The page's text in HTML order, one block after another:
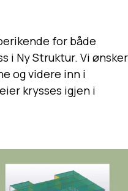
for både
i Ny Struktur. Vi ønsker
og videre inn i
krysses igjen i